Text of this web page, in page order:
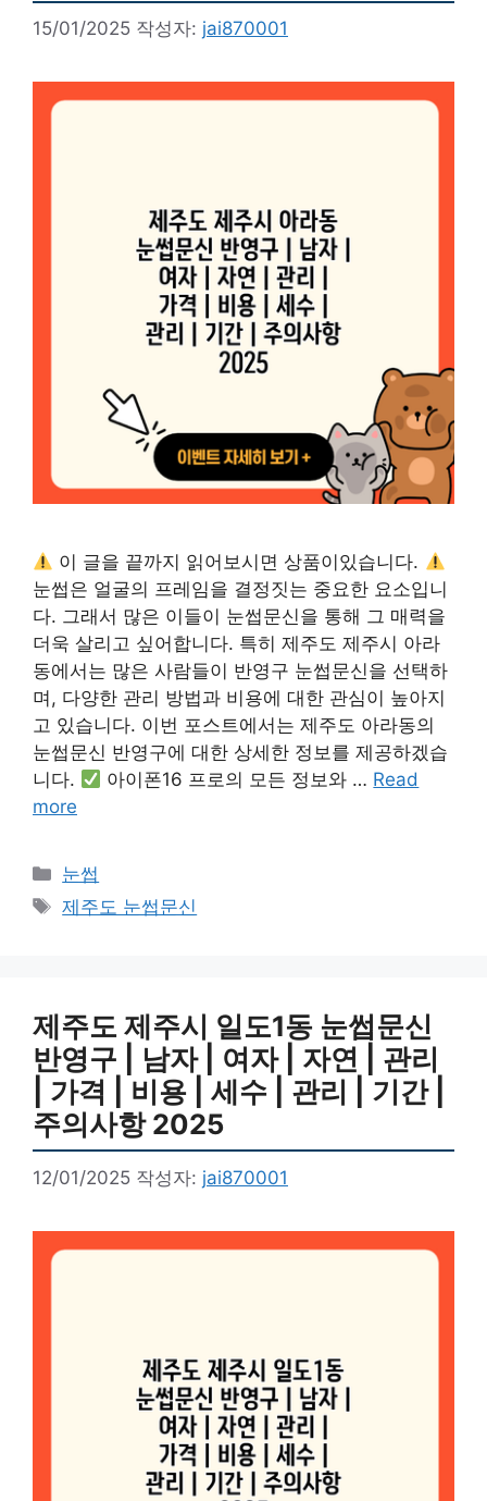
15/01/2025 작성자: jai870001
이 글을 끝까지 읽어보시면 상품이있습니다.
눈썹은 얼굴의 프레임을 결정짓는 중요한 요소입니
다. 그래서 많은 이들이 눈썹문신을 통해 그 매력을
더욱 살리고 싶어합니다. 특히 제주도 제주시 아라
동에서는 많은 사람들이 반영구 눈썹문신을 선택하
며, 다양한 관리 방법과 비용에 대한 관심이 높아지
고 있습니다. 이번 포스트에서는 제주도 아라동의
눈썹문신 반영구에 대한 상세한 정보를 제공하겠습
니다.
아이폰16 프로의 모든 정보와 … Read
more
카
테
눈썹
태
제주도 눈썹문신
제주도 제주시 일도1동 눈썹문신
반영구 | 남자 | 여자 | 자연 | 관리
| 가격 | 비용 | 세수 | 관리 | 기간 |
주의사항 2025
12/01/2025 작성자: jai870001